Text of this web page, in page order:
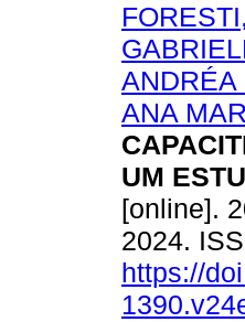
ANDRÉA
ANA
UM
[online].
2024.
https://